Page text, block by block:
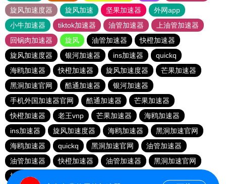
旋风加速度器
旋风加速 坚果加速器
外网app
小牛加速器
tiktok加速器 油管加速器
上油管加速器
回锅肉加速器
旋风 油管加速器
快橙加速器
旋风加速度器
银河加速器 ins加速器
quickq
海鸥加速器
快橙加速器 旋风加速度器
芒果加速器
黑洞加速官网
酷通加速器
银河加速器
手机外国加速器官网
酷通加速器
芒果加速器
快橙加速器
老王vnp 芒果加速器
海鸥加速器
ins加速器
旋风加速度器 海鸥加速器
黑洞加速官网
海鸥加速器
quickq 黑洞加速官网
油管加速器
油管加速器
快橙加速器 油管加速器
黑洞加速官网
旋风加速度器